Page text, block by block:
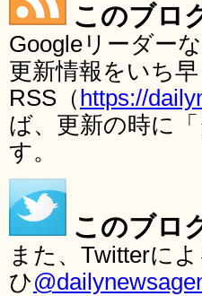
このブロ
Googleリーダー
更新情報をいち
RSS（ https://
ば、更新の時に
す。
このブロ
また、Twitterに
ひ